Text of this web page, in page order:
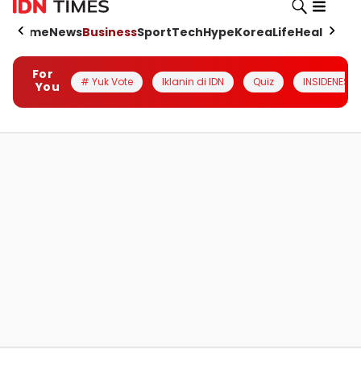
HomeNewsBusinessSportTechHypeKoreaLifeHealth
For
You
# Yuk Vote Iklanin di IDN Quiz INSIDENESIA